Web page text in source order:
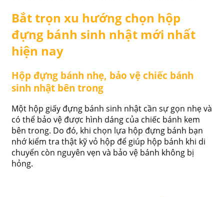
Bắt trọn xu hướng chọn hộp
đựng bánh sinh nhật mới nhất
hiện nay
Hộp đựng bánh nhẹ, bảo vệ chiếc bánh
sinh nhật bên trong
Một hộp giấy đựng bánh sinh nhật cần sự gọn nhẹ và
có thể bảo vệ được hình dáng của chiếc bánh kem
bên trong. Do đó, khi chọn lựa hộp đựng bánh bạn
nhớ kiểm tra thật kỹ vỏ hộp để giúp hộp bánh khi di
chuyển còn nguyên vẹn và bảo vệ bánh không bị
hỏng.